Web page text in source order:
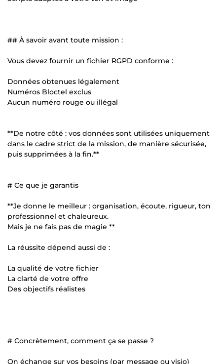
## À savoir avant toute mission :
Vous devez fournir un fichier RGPD conforme :
Données obtenues légalement
Numéros Bloctel exclus
Aucun numéro rouge ou illégal
**De notre côté : vos données sont utilisées uniquement
dans le cadre strict de la mission, de manière sécurisée,
puis supprimées à la fin.**
# Ce que je garantis
**Je donne le meilleur : organisation, écoute, rigueur, ton
professionnel et chaleureux.
Mais je ne fais pas de magie **
La réussite dépend aussi de :
La qualité de votre fichier
La clarté de votre offre
Des objectifs réalistes
# Concrètement, comment ça se passe ?
On échange sur vos besoins (par message ou visio)